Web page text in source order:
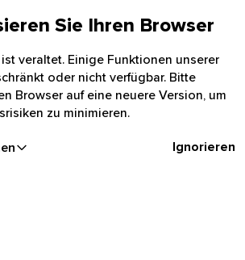
Sie Ihren Browser
veraltet. Einige Funktionen unserer
oder nicht verfügbar. Bitte
Browser auf eine neuere Version, um
zu minimieren.
Ignorieren